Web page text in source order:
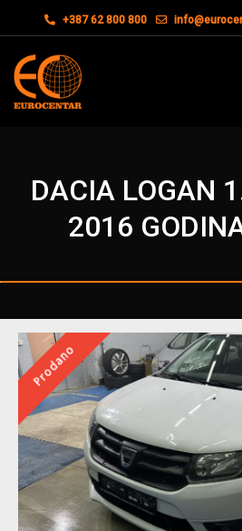
+387 62 800 800
DACIA LOGAN
2016
Prodano